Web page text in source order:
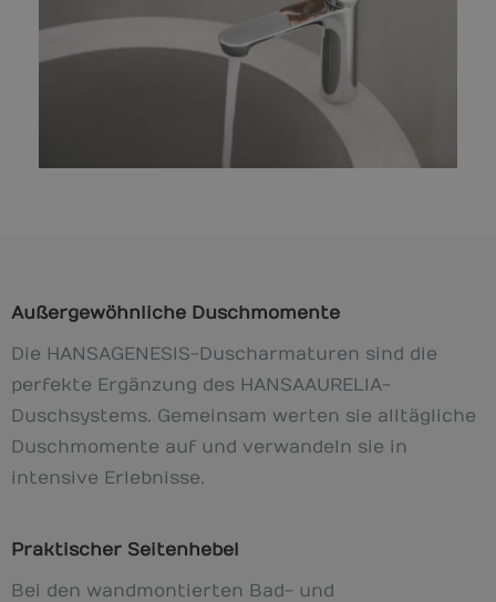
Außergewöhnliche Duschmomente
Die HANSAGENESIS-Duscharmaturen sind die
perfekte Ergänzung des HANSAAURELIA-
Duschsystems. Gemeinsam werten sie alltägliche
Duschmomente auf und verwandeln sie in
intensive Erlebnisse.
Praktischer Seitenhebel
Bei den wandmontierten Bad- und